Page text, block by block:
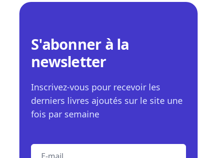
S'abonner à la
newsletter
Inscrivez-vous pour recevoir les
derniers livres ajoutés sur le site une
fois par semaine